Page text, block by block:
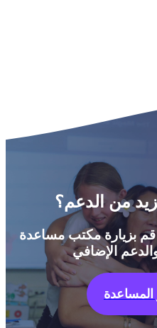
من الدعم؟
قم بزيارة مكتب مساعدة ClassDojo للحصول على
الإضافي